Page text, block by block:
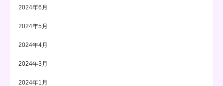
2024年6月
2024年5月
2024年4月
2024年3月
2024年1月